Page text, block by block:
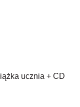
+ CD